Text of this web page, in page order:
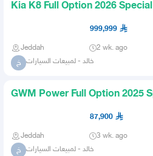
Kia K8 Full Option 2026 Special
Prices for Cash and Financin
999,999
Jeddah 2 wk. ago
خ خالد - لمبيعات السيارات
GWM Power Full Option 2025 Special
Prices for Cash and Fina
87,900
Jeddah 3 wk. ago
خ خالد - لمبيعات السيارات